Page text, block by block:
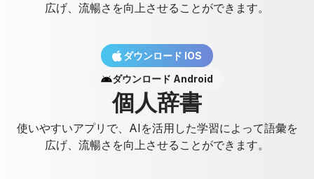
広げ、流暢さを向上させることができます。
ダウンロード IOS
ダウンロード Android
個人辞書
使いやすいアプリで、AIを活用した学習によって語彙を
広げ、流暢さを向上させることができます。